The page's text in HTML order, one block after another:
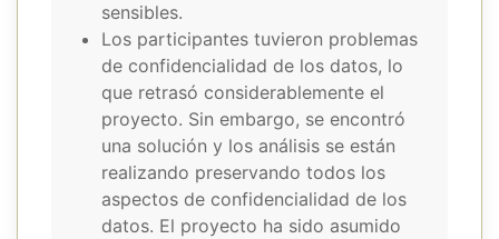
sensibles.
Los participantes tuvieron problemas
de confidencialidad de los datos, lo
que retrasó considerablemente el
proyecto. Sin embargo, se encontró
una solución y los análisis se están
realizando preservando todos los
aspectos de confidencialidad de los
datos. El proyecto ha sido asumido